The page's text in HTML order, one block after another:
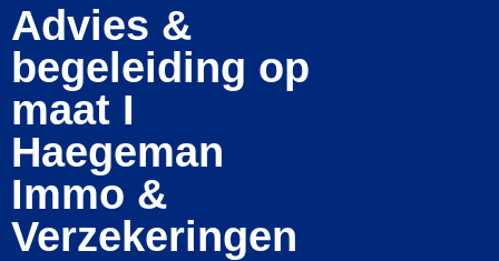
Advies &
begeleiding op
maat I
Haegeman
Immo &
Verzekeringen